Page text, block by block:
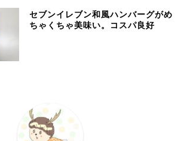
セブンイレブン和風ハンバーグがめ
ちゃくちゃ美味い。コスパ良好